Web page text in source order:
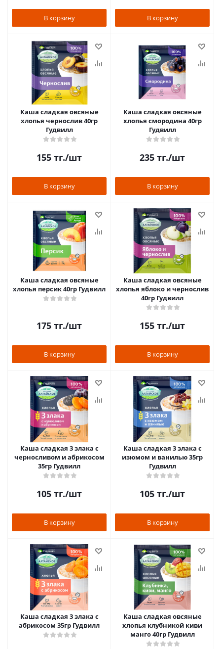
В корзину В корзину
Каша сладкая овсяные
хлопья чернослив 40гр
Гудвилл
155 тг./шт
В корзину
Каша сладкая овсяные
хлопья смородина 40гр
Гудвилл
235 тг./шт
В корзину
Каша сладкая овсяные
хлопья персик 40гр Гудвилл
175 тг./шт
В корзину
Каша сладкая овсяные
хлопья яблоко и чернослив
40гр Гудвилл
155 тг./шт
В корзину
Каша сладкая 3 злака с
черносливом и абрикосом
35гр Гудвилл
105 тг./шт
В корзину
Каша сладкая 3 злака с
изюмом и ванилью 35гр
Гудвилл
105 тг./шт
В корзину
Каша сладкая 3 злака с
абрикосом 35гр Гудвилл
Каша сладкая овсяные
хлопья клубникой киви
манго 40гр Гудвилл